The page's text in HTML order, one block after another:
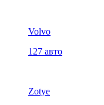
Volvo
127 авто
Zotye